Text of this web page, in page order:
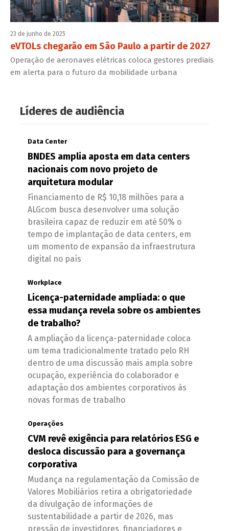
23 de junho de 2025
eVTOLs chegarão em São Paulo a partir de 2027
Operação de aeronaves elétricas coloca gestores prediais
em alerta para o futuro da mobilidade urbana
Líderes de audiência
Data Center
BNDES amplia aposta em data centers
nacionais com novo projeto de
arquitetura modular
Financiamento de R$ 10,18 milhões para a
ALGcom busca desenvolver uma solução
brasileira capaz de reduzir em até 50% o
tempo de implantação de data centers, em
um momento de expansão da infraestrutura
digital no país
Workplace
Licença-paternidade ampliada: o que
essa mudança revela sobre os ambientes
de trabalho?
A ampliação da licença-paternidade coloca
um tema tradicionalmente tratado pelo RH
dentro de uma discussão mais ampla sobre
ocupação, experiência do colaborador e
adaptação dos ambientes corporativos às
novas formas de trabalho
Operações
CVM revê exigência para relatórios ESG e
desloca discussão para a governança
corporativa
Mudança na regulamentação da Comissão de
Valores Mobiliários retira a obrigatoriedade
da divulgação de informações de
sustentabilidade a partir de 2026, mas
pressão de investidores, financiadores e